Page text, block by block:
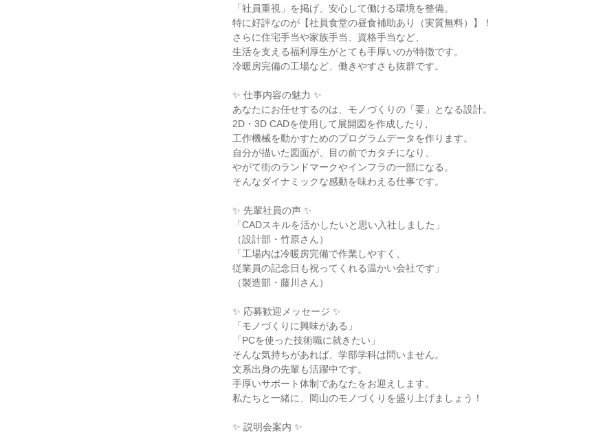
「社員重視」を掲げ、安心して働ける環境を整備。
特に好評なのが【社員食堂の昼食補助あり（実質無料）】！
さらに住宅手当や家族手当、資格手当など、
生活を支える福利厚生がとても手厚いのが特徴です。
冷暖房完備の工場など、働きやすさも抜群です。
✨ 仕事内容の魅力 ✨
あなたにお任せするのは、モノづくりの「要」となる設計。
2D・3D CADを使用して展開図を作成したり、
工作機械を動かすためのプログラムデータを作ります。
自分が描いた図面が、目の前でカタチになり、
やがて街のランドマークやインフラの一部になる。
そんなダイナミックな感動を味わえる仕事です。
✨ 先輩社員の声 ✨
「CADスキルを活かしたいと思い入社しました」
（設計部・竹原さん）
「工場内は冷暖房完備で作業しやすく、
従業員の記念日も祝ってくれる温かい会社です」
（製造部・藤川さん）
✨ 応募歓迎メッセージ ✨
「モノづくりに興味がある」
「PCを使った技術職に就きたい」
そんな気持ちがあれば、学部学科は問いません。
文系出身の先輩も活躍中です。
手厚いサポート体制であなたをお迎えします。
私たちと一緒に、岡山のモノづくりを盛り上げましょう！
✨ 説明会案内 ✨